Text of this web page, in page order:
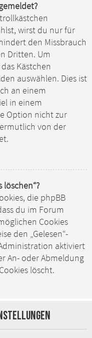
wirst du nur für
den Missbrauch
Dritten. Um
Kästchen
auswählen. Dies ist
an einem
in einem
Option nicht zur
von der
löschen“?
die phpBB
du im Forum
Cookies
den „Gelesen“-
aktiviert
An- oder Abmeldung
löscht.